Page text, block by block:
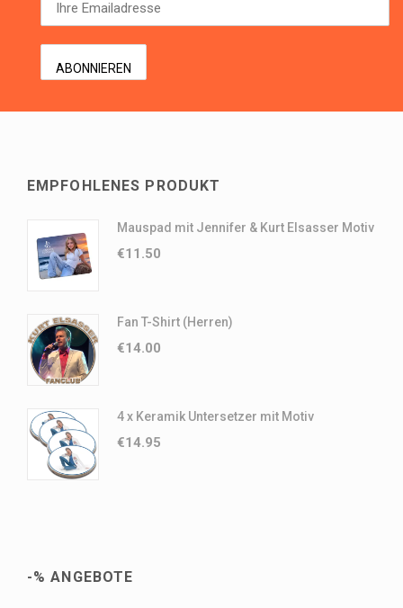
EMPFOHLENES PRODUKT
Mauspad mit Jennifer & Kurt Elsasser Motiv
€11.50
Fan T-Shirt (Herren)
€14.00
4 x Keramik Untersetzer mit Motiv
€14.95
-% ANGEBOTE